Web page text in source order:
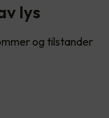
lys
og tilstander